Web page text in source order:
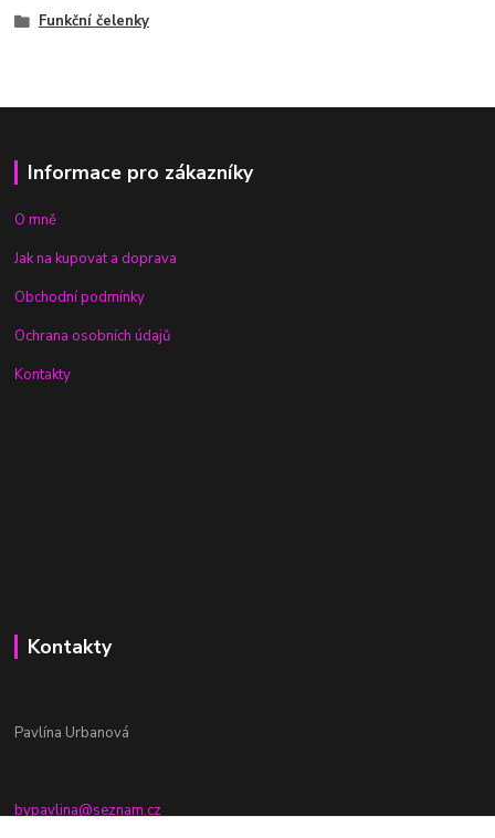
Funkční čelenky
Informace pro zákazníky
O mně
Jak na kupovat a doprava
Obchodní podmínky
Ochrana osobních údajů
Kontakty
Kontakty
Pavlína Urbanová
bypavlina@seznam.cz